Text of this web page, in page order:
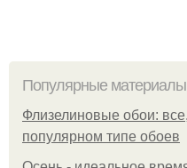
Популярные материалы
Флизелиновые обои:
популярном типе обоев